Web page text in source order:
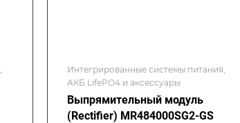
Интегрированные системы питания,
АКБ LifePO4 и аксессуары
Выпрямительный модуль
(Rectifier) MR484000SG2-GS